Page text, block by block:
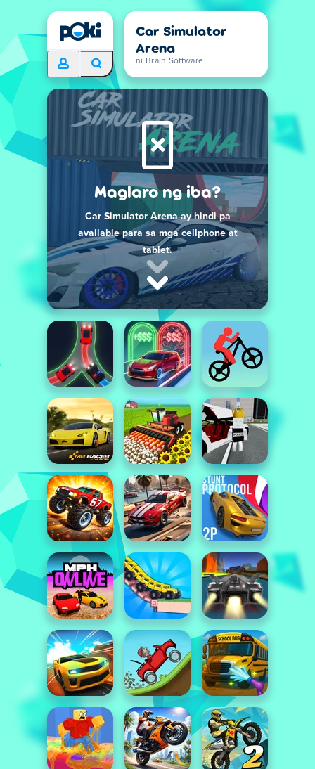
Car Simulator
Arena
ni Brain Software
Maglaro ng iba?
Car Simulator Arena ay hindi pa
available para sa mga cellphone at
tablet.